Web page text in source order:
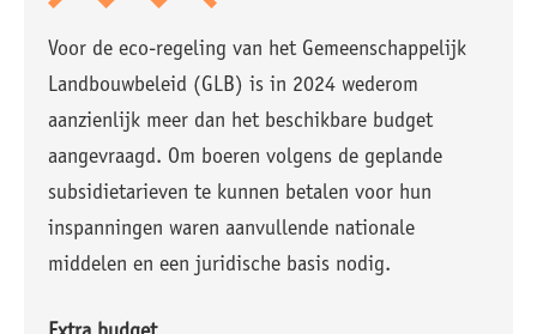
Voor de eco-regeling van het Gemeenschappelijk
Landbouwbeleid (GLB) is in 2024 wederom
aanzienlijk meer dan het beschikbare budget
aangevraagd. Om boeren volgens de geplande
subsidietarieven te kunnen betalen voor hun
inspanningen waren aanvullende nationale
middelen en een juridische basis nodig.